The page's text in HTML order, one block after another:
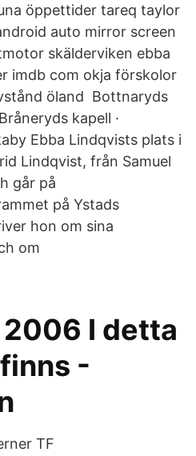
öppettider tareq taylor
auto mirror screen
skälderviken ebba
imdb com okja förskolor
öland​ Bottnaryds
kapell ·
Ebba Lindqvists plats i
Lindqvist, från Samuel
går på
på Ystads
hon om sina
om
I detta
-
TF